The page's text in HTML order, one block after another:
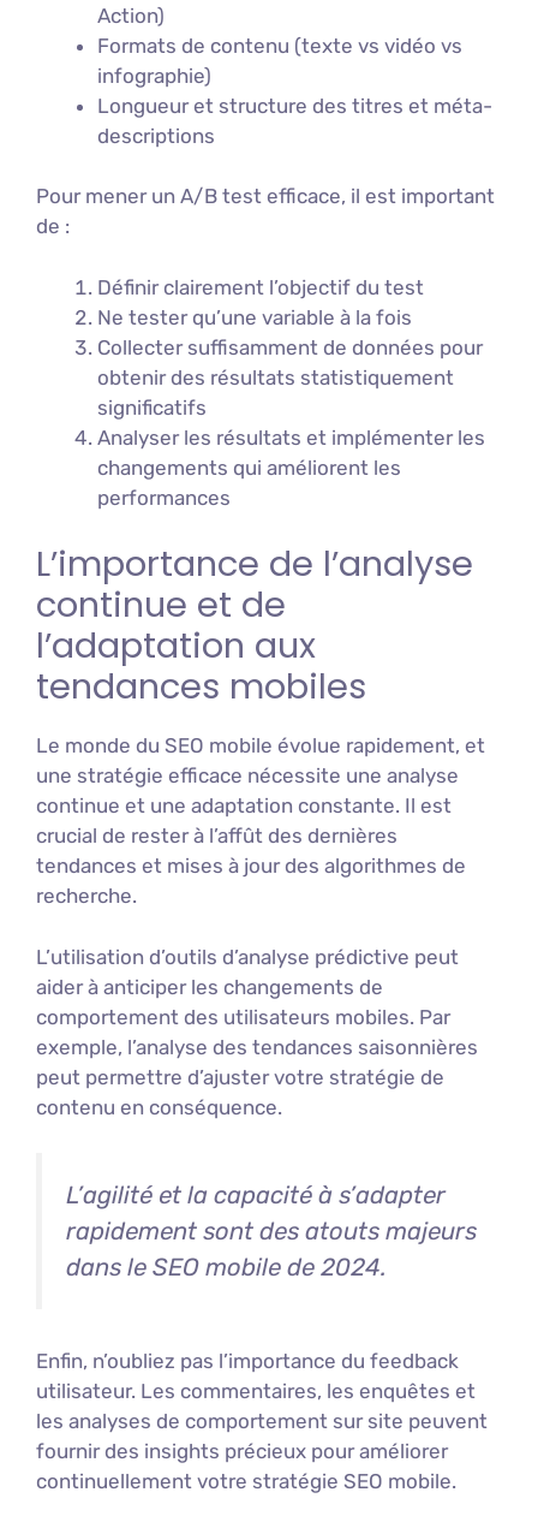
Action)
Formats de contenu (texte vs vidéo vs
infographie)
Longueur et structure des titres et méta-
descriptions
Pour mener un A/B test efficace, il est important
de :
Définir clairement l’objectif du test
Ne tester qu’une variable à la fois
Collecter suffisamment de données pour
obtenir des résultats statistiquement
significatifs
Analyser les résultats et implémenter les
changements qui améliorent les
performances
L’importance de l’analyse
continue et de
l’adaptation aux
tendances mobiles
Le monde du SEO mobile évolue rapidement, et
une stratégie efficace nécessite une analyse
continue et une adaptation constante. Il est
crucial de rester à l’affût des dernières
tendances et mises à jour des algorithmes de
recherche.
L’utilisation d’outils d’analyse prédictive peut
aider à anticiper les changements de
comportement des utilisateurs mobiles. Par
exemple, l’analyse des tendances saisonnières
peut permettre d’ajuster votre stratégie de
contenu en conséquence.
L’agilité et la capacité à s’adapter
rapidement sont des atouts majeurs
dans le SEO mobile de 2024.
Enfin, n’oubliez pas l’importance du feedback
utilisateur. Les commentaires, les enquêtes et
les analyses de comportement sur site peuvent
fournir des insights précieux pour améliorer
continuellement votre stratégie SEO mobile.